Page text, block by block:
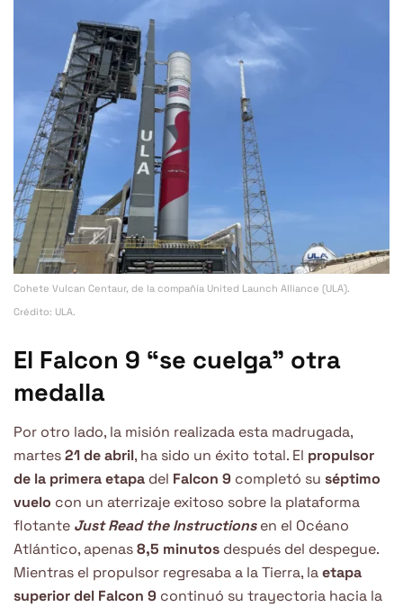
Cohete Vulcan Centaur, de la compañía United Launch Alliance (ULA).
Crédito: ULA.
El Falcon 9 “se cuelga” otra
medalla
Por otro lado, la misión realizada esta madrugada,
martes21 de abril, ha sido un éxito total. El propulsor
de la primera etapa del Falcon 9 completó su séptimo
vuelo con un aterrizaje exitoso sobre la plataforma
flotante Just Read the Instructionsen el Océano
Atlántico, apenas8,5 minutos después del despegue.
Mientras el propulsor regresaba a la Tierra, laetapa
superior del Falcon 9 continuó su trayectoria hacia la